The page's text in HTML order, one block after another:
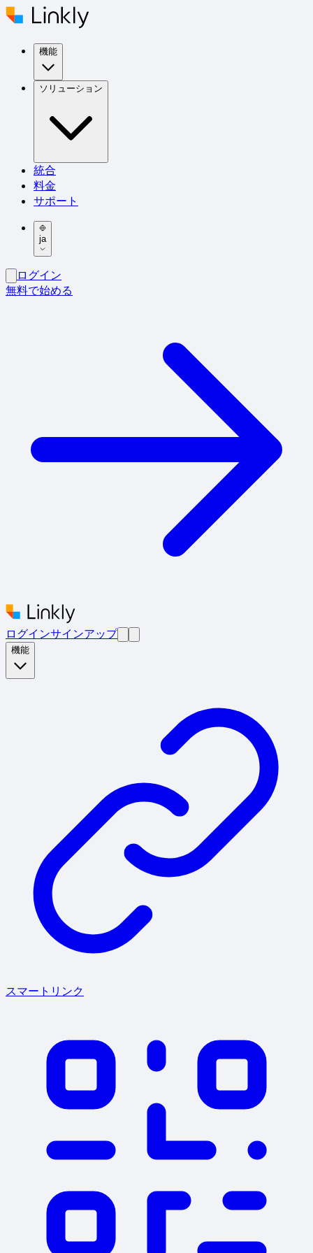
機能
ソリューション
統合
料金
サポート
ja
ログイン
無料で始める
ログインサインアップ
機能
スマートリンク